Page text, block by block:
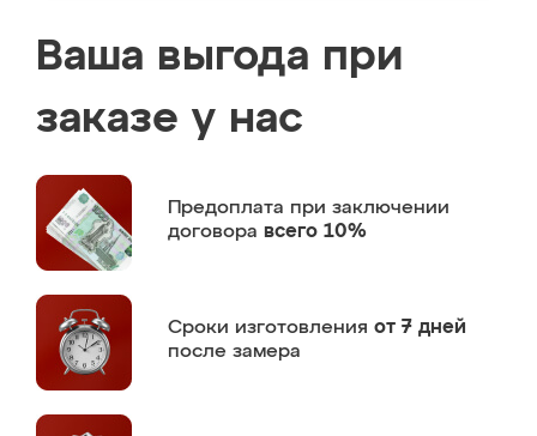
Ваша выгода при
заказе у нас
Предоплата при заключении
договора всего 10%
Сроки изготовления от 7 дней
после замера